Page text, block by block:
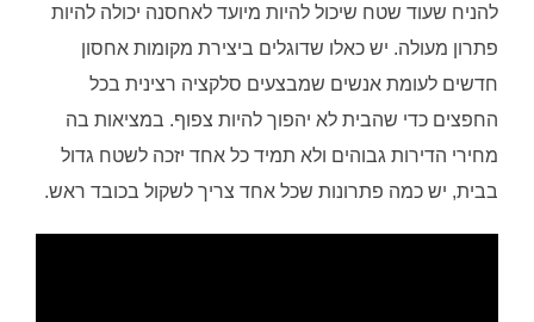
להניח שעוד שטח שיכול להיות מיועד לאחסנה יכולה להיות
פתרון מעולה. יש כאלו שדוגלים ביצירת מקומות אחסון
חדשים לעומת אנשים שמבצעים סלקציה רצינית בכל
החפצים כדי שהבית לא יהפוך להיות צפוף. במציאות בה
מחירי הדירות גבוהים ולא תמיד כל אחד יזכה לשטח גדול
בבית, יש כמה פתרונות שכל אחד צריך לשקול בכובד ראש.